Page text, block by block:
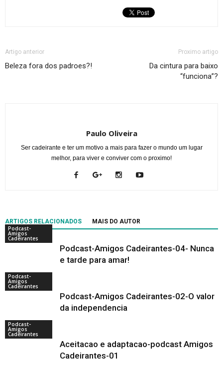
Artigo anterior
Beleza fora dos padroes?!
Proximo artigo
Da cintura para baixo
“funciona”?
Paulo Oliveira
Ser cadeirante e ter um motivo a mais para fazer o mundo um lugar
melhor, para viver e conviver com o proximo!
ARTIGOS RELACIONADOS
MAIS DO AUTOR
Podcast-
Amigos
Cadeirantes
Podcast-Amigos Cadeirantes-04- Nunca
e tarde para amar!
Podcast-
Amigos
Cadeirantes
Podcast-Amigos Cadeirantes-02-O valor
da independencia
Podcast-
Amigos
Cadeirantes
Aceitacao e adaptacao-podcast Amigos
Cadeirantes-01